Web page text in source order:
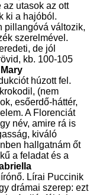
az utasok az ott
ki a hajóból.
pillangóvá változik,
szerelmével.
de jól
kb. 100-105
Mary
húzott fel.
(nem
esőerdő-háttér,
A Florenciát
név, amire rá is
kiváló
hallgatnám őt
a feladat és a
Lírai Puccinik
drámai szerep: ezt